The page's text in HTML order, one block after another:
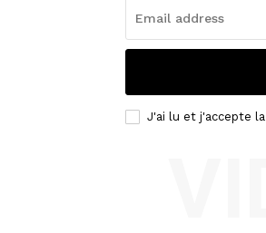
J'ai lu et j'accepte la